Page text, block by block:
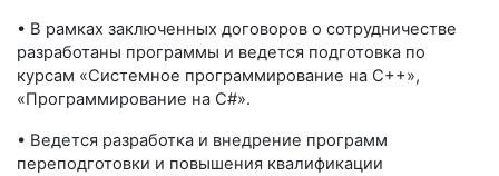
• В рамках заключенных договоров о сотрудничестве
разработаны программы и ведется подготовка по
курсам «Системное программирование на С++»,
«Программирование на C#».
• Ведется разработка и внедрение программ
переподготовки и повышения квалификации